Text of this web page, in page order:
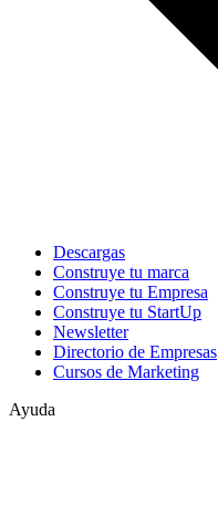
Descargas
Construye tu marca
Construye tu Empresa
Construye tu StartUp
Newsletter
Directorio de Empresas
Cursos de Marketing
Ayuda